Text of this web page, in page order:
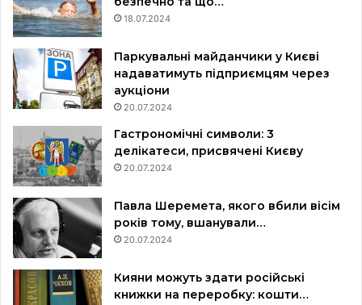
18.07.2024
Паркувальні майданчики у Києві
надаватимуть підприємцям через
аукціони
20.07.2024
Гастрономічні символи: 3
делікатеси, присвячені Києву
20.07.2024
Павла Шеремета, якого вбили вісім
років тому, вшанували…
20.07.2024
Кияни можуть здати російські
книжки на переробку: кошти…